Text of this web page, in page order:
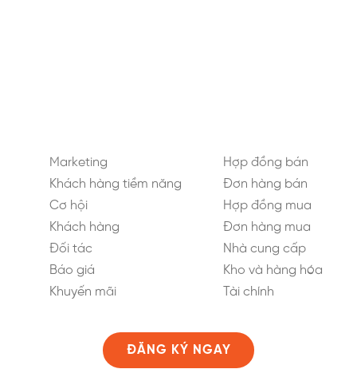
ĐĂNG KÝ NGAY
Marketing
Khách hàng tiềm năng
Cơ hội
Khách hàng
Đối tác
Báo giá
Khuyến mãi
Hợp đồng bán
Đơn hàng bán
Hợp đồng mua
Đơn hàng mua
Nhà cung cấp
Kho và hàng hóa
Tài chính